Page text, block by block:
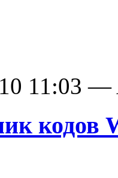
11:03 —
кодов